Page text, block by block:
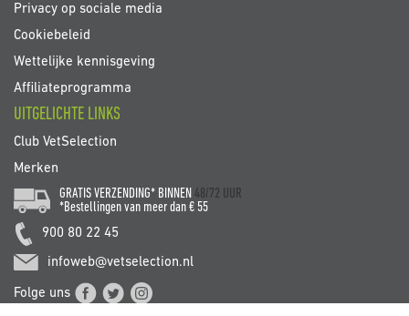
Privacy op sociale media
Cookiebeleid
Wettelijke kennisgeving
Affiliateprogramma
UITGELICHTE LINKS
Club VetSelection
Merken
GRATIS VERZENDING* BINNEN 48/72 UUR
*Bestellingen van meer dan € 55
900 80 22 45
infoweb@vetselection.nl
Folge uns